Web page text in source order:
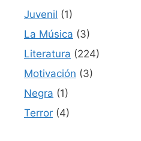
Juvenil (1)
La Música (3)
Literatura (224)
Motivación (3)
Negra (1)
Terror (4)